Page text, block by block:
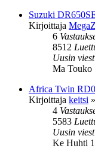
Suzuki
Kirjoittaja
6
8512
Uusin
Ma Touko
Africa Twin
Kirjoittaja keitsi »
4
5583
Uusin
Ke Huhti